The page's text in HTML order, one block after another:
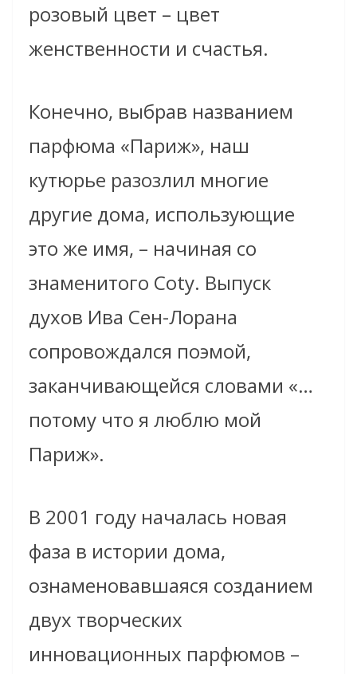
розовый цвет – цвет
женственности и счастья.
Конечно, выбрав названием
парфюма «Париж», наш
кутюрье разозлил многие
другие дома, использующие
это же имя, – начиная со
знаменитого Coty. Выпуск
духов Ива Сен-Лорана
сопровождался поэмой,
заканчивающейся словами «…
потому что я люблю мой
Париж».
В 2001 году началась новая
фаза в истории дома,
ознаменовавшаяся созданием
двух творческих
инновационных парфюмов –